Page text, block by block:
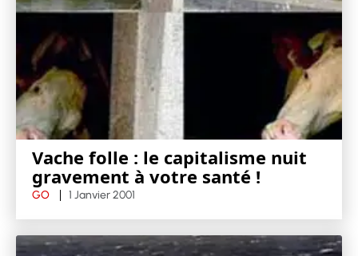
Vache folle : le capitalisme nuit
gravement à votre santé !
GO 1 Janvier 2001